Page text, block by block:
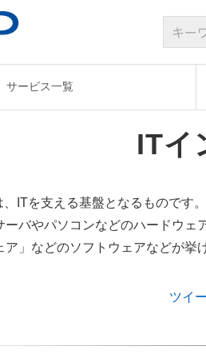
サービス一覧
ITイ
、ITを支える基盤となるものです。
ーバやパソコンなどのハードウ
」などのソフトウェアなどが挙
ツイ